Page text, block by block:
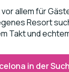
allem für
Resort
Takt und
in der